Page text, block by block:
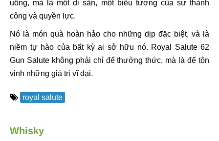
uống, mà là một di sản, một biểu tượng của sự thành
công và quyền lực.
Nó là món quà hoàn hảo cho những dịp đặc biệt, và là
niềm tự hào của bất kỳ ai sở hữu nó. Royal Salute 62
Gun Salute không phải chỉ để thưởng thức, mà là để tôn
vinh những giá trị vĩ đại.
royal salute
Whisky